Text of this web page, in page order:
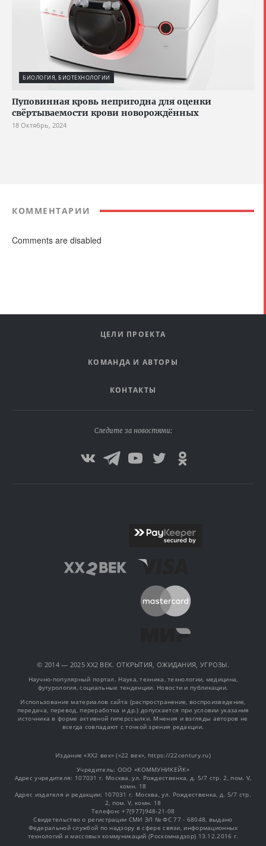
БИОЛОГИЯ, БИОТЕХНОЛОГИИ
Пуповинная кровь непригодна для оценки
свёртываемости крови новорождённых
18 Октябрь, 2024
КОММЕНТАРИИ
Comments are disabled
ЦЕЛИ ПРОЕКТА
КОМАНДА И АВТОРЫ
КОНТАКТЫ
Следите за новостями:
© 2014 — 2025 XX2 ВЕК. ОТКРЫТИЯ, ОЖИДАНИЯ, УГРОЗЫ.
Научно-популярный портал. Наука, техника, технологии, медицина,
футурология, социальные тенденции. Новости и публикации.
Использование материалов сайта (распространение, воспроизведение,
передача, перевод, переработка и др.) допускается при условии указания
источника в форме активной гиперссылки. Мнения и взгляды авторов не
всегда совпадают с точкой зрения редакции.
Издание «XX2 век» («22 век», https://22century.ru)
Учредитель: OOO «КОММУНИКЕЙК»
Адрес учредителя: 107031 г. Москва, ул. Рождественка, д. 5/7 стр. 2, пом. V,
комн. 18
Адрес издателя и редакции: 107031 г. Москва, ул. Рождественка, д. 5/7 стр.
2, пом. V, комн. 18
Телефон: +7(977)948-21-08
Свидетельство о регистрации СМИ ЭЛ № ФС 77 - 68048, выдано
Федеральной службой по надзору в сфере связи, информационных
технологий и массовых коммуникаций (Роскомнадзор) 13.12.2016 г.